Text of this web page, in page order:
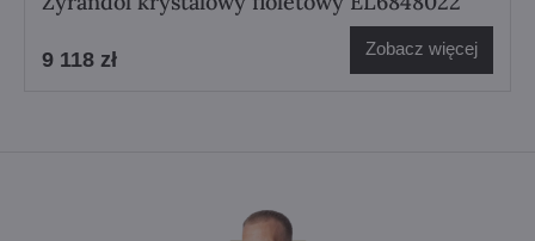
9 118 zł Zobacz więcej